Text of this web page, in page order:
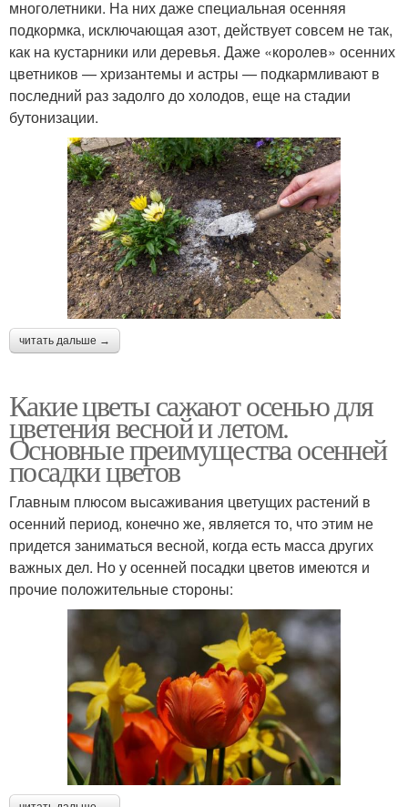
многолетники. На них даже специальная осенняя
подкормка, исключающая азот, действует совсем не так,
как на кустарники или деревья. Даже «королев» осенних
цветников — хризантемы и астры — подкармливают в
последний раз задолго до холодов, еще на стадии
бутонизации.
читать дальше →
Какие цветы сажают осенью для
цветения весной и летом.
Основные преимущества осенней
посадки цветов
Главным плюсом высаживания цветущих растений в
осенний период, конечно же, является то, что этим не
придется заниматься весной, когда есть масса других
важных дел. Но у осенней посадки цветов имеются и
прочие положительные стороны: